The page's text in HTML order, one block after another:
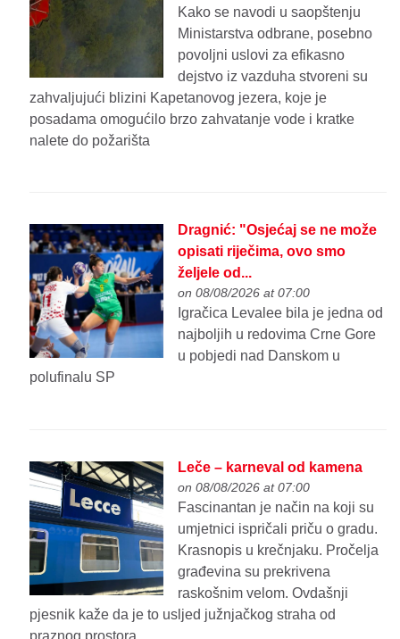
Kako se navodi u saopštenju
Ministarstva odbrane, posebno
povoljni uslovi za efikasno
dejstvo iz vazduha stvoreni su
zahvaljujući blizini Kapetanovog jezera, koje je
posadama omogućilo brzo zahvatanje vode i kratke
nalete do požarišta
Dragnić: "Osjećaj se ne može
opisati riječima, ovo smo
željele od...
on 08/08/2026 at 07:00
Igračica Levalee bila je jedna od
najboljih u redovima Crne Gore
u pobjedi nad Danskom u
polufinalu SP
Leče – karneval od kamena
on 08/08/2026 at 07:00
Fascinantan je način na koji su
umjetnici ispričali priču o gradu.
Krasnopis u krečnjaku. Pročelja
građevina su prekrivena
raskošnim velom. Ovdašnji
pjesnik kaže da je to usljed južnjačkog straha od
praznog prostora